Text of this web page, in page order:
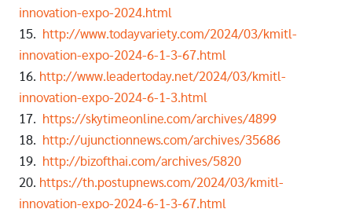
innovation-expo-2024.html
15.
http://www.todayvariety.com/2024/03/kmitl-
innovation-expo-2024-6-1-3-67.html
16. http://www.leadertoday.net/2024/03/kmitl-
innovation-expo-2024-6-1-3.html
17.
https://skytimeonline.com/archives/4899
18.
http://ujunctionnews.com/archives/35686
19.
http://bizofthai.com/archives/5820
20. https://th.postupnews.com/2024/03/kmitl-
innovation-expo-2024-6-1-3-67.html